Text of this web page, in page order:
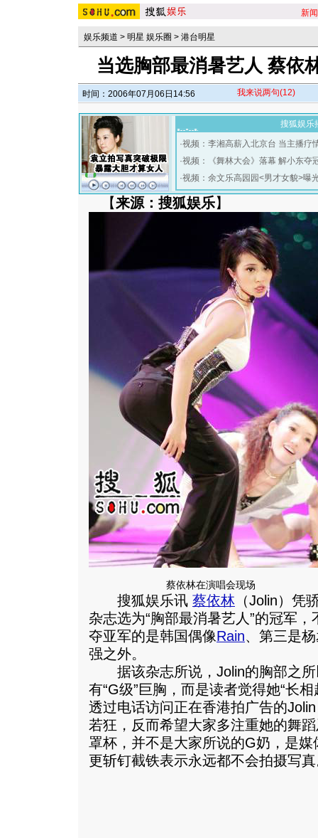
新闻
娱乐频道 > 明星 娱乐圈 > 港台明星
当选胸部最消暑艺人 蔡依
时间：2006年07月06日14:56 我来说两句(12)
搜狐娱乐
·视频：李湘高薪入北京台 当主播疗
·视频：《舞林大会》落幕 解小东夺
·视频：余文乐高园园<男才女貌>曝
【来源：搜狐娱乐】
蔡依林在演唱会现场
搜狐娱乐讯 蔡依林 （Jolin）凭
杂志选为“胸部最消暑艺人”的冠军
夺亚军的是韩国偶像Rain、第三是
强之外。
据该杂志所说，Jolin的胸部之所
有“G级”巨胸，而是读者觉得她“长
透过电话访问正在香港拍广告的
若狂，反而希望大家多注重她的舞
罩杯，并不是大家所说的G奶，是媒
更斩钉截铁表示永远都不会拍摄写